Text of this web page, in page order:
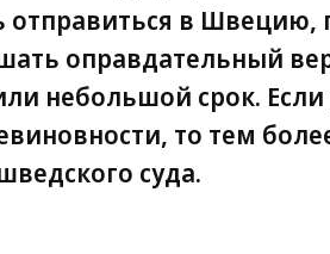
в Швецию,
оправдательный
небольшой срок.
то тем
суда.